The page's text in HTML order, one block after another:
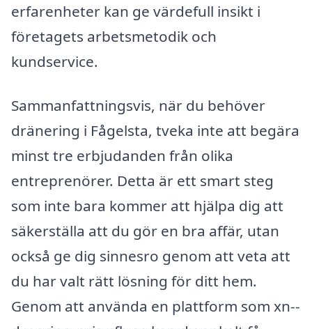
erfarenheter kan ge värdefull insikt i
företagets arbetsmetodik och
kundservice.
Sammanfattningsvis, när du behöver
dränering i Fågelsta, tveka inte att begära
minst tre erbjudanden från olika
entreprenörer. Detta är ett smart steg
som inte bara kommer att hjälpa dig att
säkerställa att du gör en bra affär, utan
också ge dig sinnesro genom att veta att
du har valt rätt lösning för ditt hem.
Genom att använda en plattform som xn--